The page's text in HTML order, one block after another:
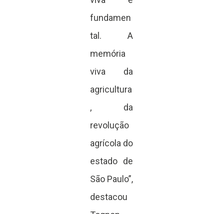
fundamen
tal. A
memória
viva da
agricultura
, da
revolução
agrícola do
estado de
São Paulo”,
destacou